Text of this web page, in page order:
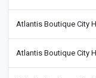
Atlantis Boutique City
Atlantis Boutique City